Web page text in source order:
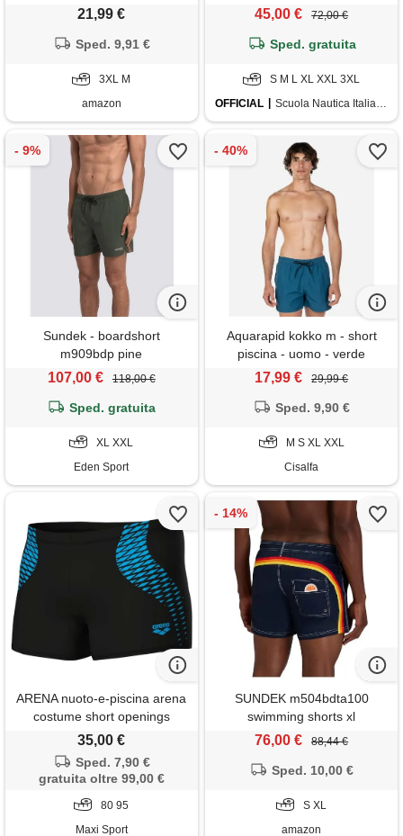
pantaloncini a righe con
bagno traspirante pantaloncini
nuoto tempo libero alla moda
a04 m
21,99 €
Sped. 9,91 €
3XL M
amazon
45,00 € 72,00 €
Sped. gratuita
S M L XL XXL 3XL
OFFICIAL
Scuola Nautica Italiana
Sundek - boardshort
m909bdp pine
107,00 € 118,00 €
Sped. gratuita
XL XXL
Eden Sport
Aquarapid kokko m - short
piscina - uomo - verde
17,99 € 29,99 €
Sped. 9,90 €
M S XL XXL
Cisalfa
ARENA nuoto-e-piscina arena
costume short openings
35,00 €
Sped. 7,90 €
gratuita oltre 99,00 €
80 95
Maxi Sport
SUNDEK m504bdta100
swimming shorts xl
76,00 € 88,44 €
Sped. 10,00 €
S XL
amazon